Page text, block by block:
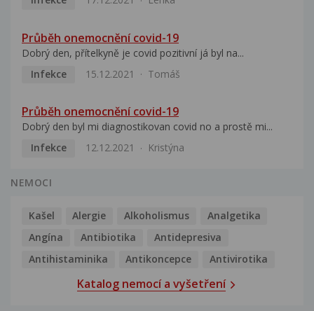
Průběh onemocnění covid-19
Dobrý den, přítelkyně je covid pozitivní já byl na...
Infekce
15.12.2021 Tomáš
Průběh onemocnění covid-19
Dobrý den byl mi diagnostikovan covid no a prostě mi...
Infekce
12.12.2021 Kristýna
NEMOCI
Kašel Alergie Alkoholismus
Analgetika
Angína
Antibiotika
Antidepresiva
Antihistaminika
Antikoncepce Antivirotika
Katalog nemocí a vyšetření